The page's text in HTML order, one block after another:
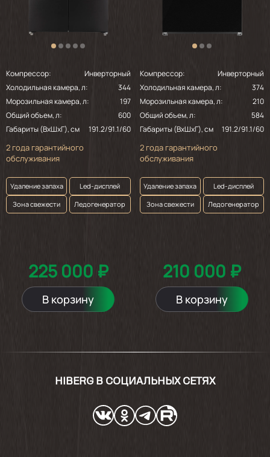
Компрессор:
Инверторный
Холодильная камера, л:
344
Морозильная камера, л:
197
Общий объем, л:
600
Габариты (ВхШхГ), см
191.2/91.1/60
2 года гарантийного
обслуживания
Удаление запаха
Led-дисплей
Зона свежести
Ледогенератор
225 000 ₽
В корзину
Компрессор:
Инверторный
Холодильная камера, л:
374
Морозильная камера, л:
210
Общий объем, л:
584
Габариты (ВхШхГ), см
191.2/91.1/60
2 года гарантийного
обслуживания
Удаление запаха
Led-дисплей
Зона свежести
Ледогенератор
210 000 ₽
В корзину
HIBERG В СОЦИАЛЬНЫХ СЕТЯХ